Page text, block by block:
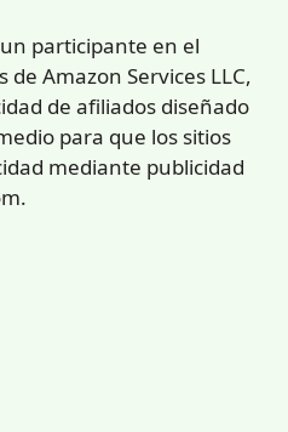
participante en el
de Amazon Services LLC,
de afiliados diseñado
para que los sitios
mediante publicidad